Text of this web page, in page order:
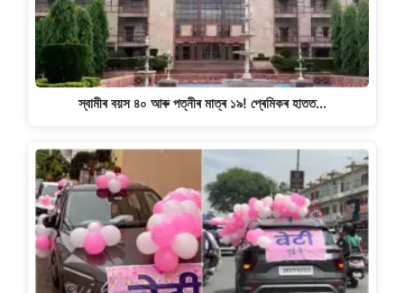
স্বামীৰ বয়স ৪০ আৰু পত্নীৰ মাত্ৰ ১৯! প্ৰেমিকৰ হাতত…